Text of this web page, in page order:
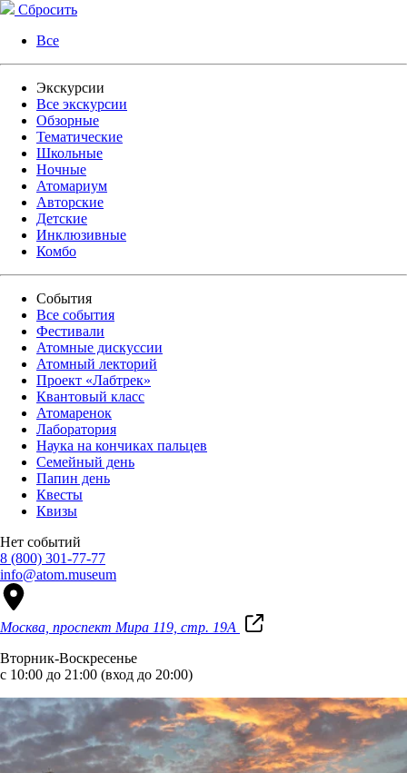
Сбросить
Все
Экскурсии
Все экскурсии
Обзорные
Тематические
Школьные
Ночные
Атомариум
Авторские
Детские
Инклюзивные
Комбо
События
Все события
Фестивали
Атомные дискуссии
Атомный лекторий
Проект «Лабтрек»
Квантовый класс
Атомаренок
Лаборатория
Наука на кончиках пальцев
Семейный день
Папин день
Квесты
Квизы
Нет событий
8 (800) 301-77-77
info@atom.museum
Москва, проспект Мира 119, стр. 19А
Вторник-Воскресенье
с 10:00 до 21:00 (вход до 20:00)